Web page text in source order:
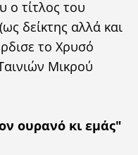
ο τίτλος του
δείκτης αλλά και
το Χρυσό
Μικρού
ουρανό κι εμάς"